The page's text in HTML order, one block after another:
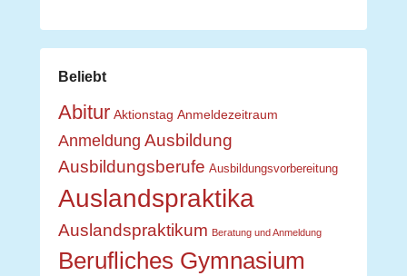
Beliebt
Abitur Aktionstag Anmeldezeitraum
Anmeldung Ausbildung
Ausbildungsberufe Ausbildungsvorbereitung
Auslandspraktika
Auslandspraktikum Beratung und Anmeldung
Berufliches Gymnasium